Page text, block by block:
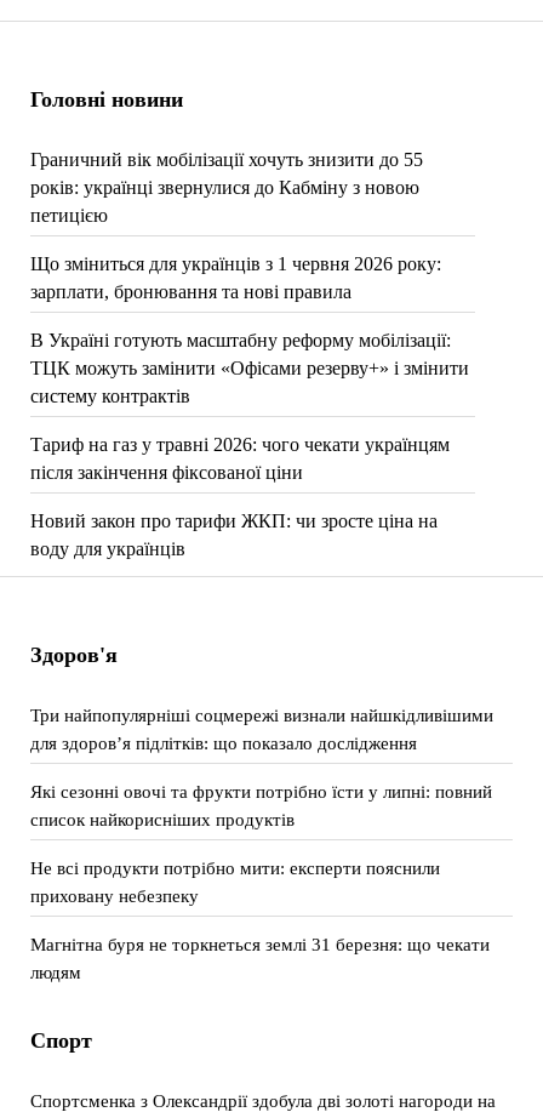
Головні новини
Граничний вік мобілізації хочуть знизити до 55
років: українці звернулися до Кабміну з новою
петицією
Що зміниться для українців з 1 червня 2026 року:
зарплати, бронювання та нові правила
В Україні готують масштабну реформу мобілізації:
ТЦК можуть замінити «Офісами резерву+» і змінити
систему контрактів
Тариф на газ у травні 2026: чого чекати українцям
після закінчення фіксованої ціни
Новий закон про тарифи ЖКП: чи зросте ціна на
воду для українців
Здоров'я
Три найпопулярніші соцмережі визнали найшкідливішими
для здоров’я підлітків: що показало дослідження
Які сезонні овочі та фрукти потрібно їсти у липні: повний
список найкорисніших продуктів
Не всі продукти потрібно мити: експерти пояснили
приховану небезпеку
Магнітна буря не торкнеться землі 31 березня: що чекати
людям
Спорт
Спортсменка з Олександрії здобула дві золоті нагороди на